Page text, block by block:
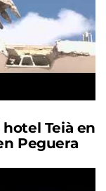
Teià en
Peguera